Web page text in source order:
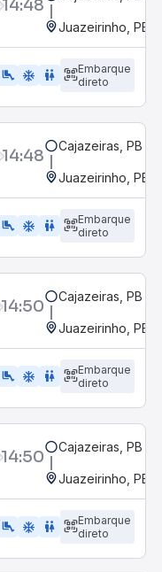
14:48
Juazeirinho, PB
airline_seat_legroom_extra ac_unit WC
Embarque
direto
14:48 Cajazeiras, PB
Juazeirinho, PB
airline_seat_legroom_extra ac_unit WC
Embarque
direto
14:50 Cajazeiras, PB
Juazeirinho, PB
airline_seat_legroom_extra ac_unit WC
Embarque
direto
14:50 Cajazeiras, PB
Juazeirinho, PB
airline_seat_legroom_extra ac_unit WC
Embarque
direto